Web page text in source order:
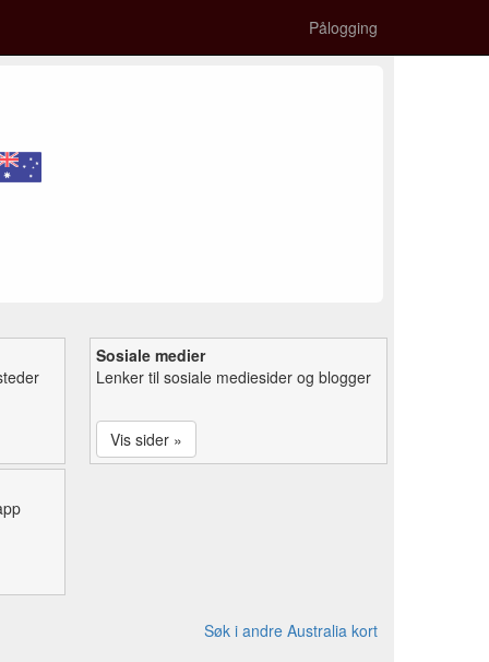
Pålogging
Sosiale medier
Lenker til sosiale mediesider og blogger
Vis sider »
Søk i andre Australia kort